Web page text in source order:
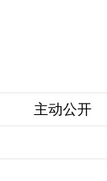
主动公开